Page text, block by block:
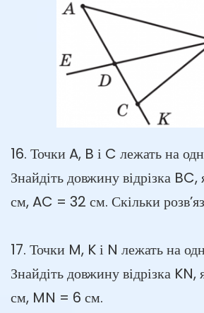
16. Точки A, B і C лежать на
Знайдіть довжину відрізка
см, AC = 32 см. Скільки
17. Точки M, K і N лежать на
Знайдіть довжину відрізка
см, MN = 6 см.